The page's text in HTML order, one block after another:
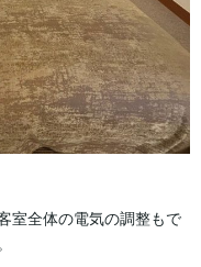
室全体の電気の調整もで